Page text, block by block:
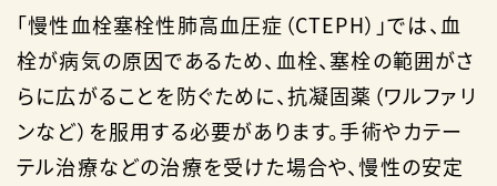
「慢性血栓塞栓性肺高血圧症（CTEPH）」では、血
栓が病気の原因であるため、血栓、塞栓の範囲がさ
らに広がることを防ぐために、抗凝固薬（ワルファリ
ンなど）を服用する必要があります。手術やカテー
テル治療などの治療を受けた場合や、慢性の安定